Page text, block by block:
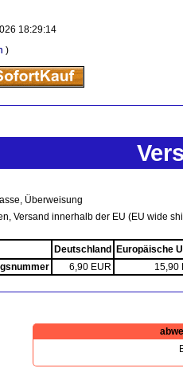
18:29:14
)
Überweisung
Versand innerhalb der EU (EU wide
Deutschland
Europäische
6,90 EUR 15,90